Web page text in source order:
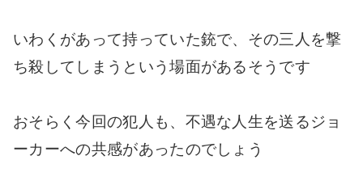
いわくがあって持っていた銃で、その三人を撃
ち殺してしまうという場面があるそうです
おそらく今回の犯人も、不遇な人生を送るジョ
ーカーへの共感があったのでしょう